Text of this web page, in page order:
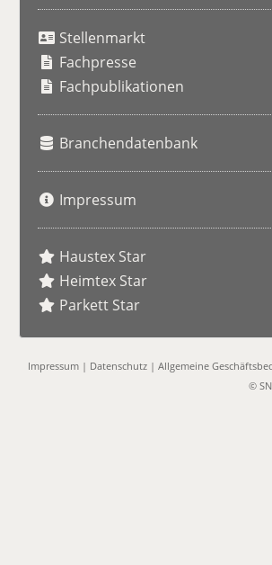
Stellenmarkt
Fachpresse
Fachpublikationen
Branchendatenbank
Impressum
Haustex Star
Heimtex Star
Parkett Star
Impressum | Datenschutz |Allgemeine
©